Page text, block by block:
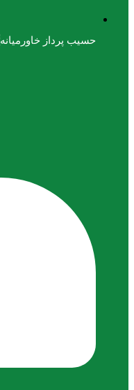
حسیب پرداز خاورمیانه